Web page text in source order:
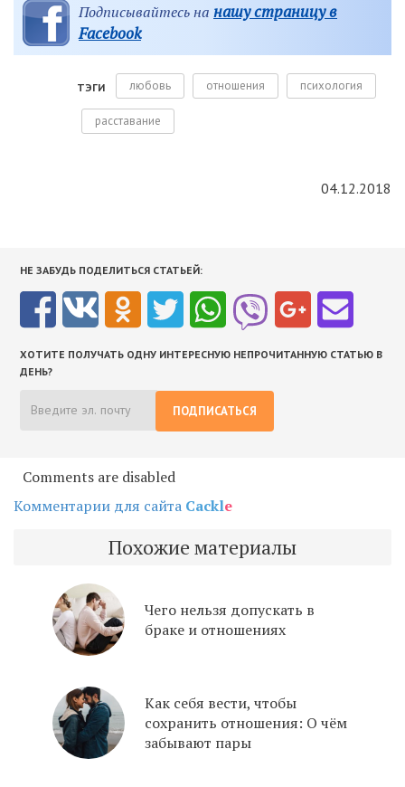
Подписывайтесь на нашу страницу в
Facebook
ТЭГИ любовь отношения психология
расставание
04.12.2018
НЕ ЗАБУДЬ ПОДЕЛИТЬСЯ СТАТЬЕЙ:
ХОТИТЕ ПОЛУЧАТЬ ОДНУ ИНТЕРЕСНУЮ НЕПРОЧИТАННУЮ СТАТЬЮ В
ДЕНЬ?
ПОДПИСАТЬСЯ
Comments are disabled
Комментарии для сайта Cackle
Похожие материалы
Чего нельзя допускать в
браке и отношениях
Как себя вести, чтобы
сохранить отношения: О чём
забывают пары